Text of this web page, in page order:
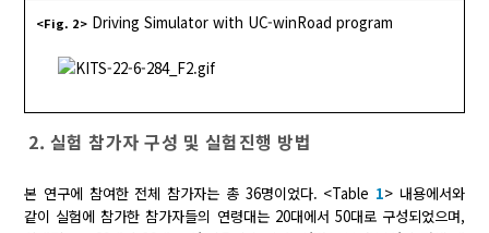
<Fig. 2> Driving Simulator with UC-winRoad program
2. 실험 참가자 구성 및 실험진행 방법
본 연구에 참여한 전체 참가자는 총 36명이었다. <Table 1> 내용에서와
같이 실험에 참가한 참가자들의 연령대는 20대에서 50대로 구성되었으며,